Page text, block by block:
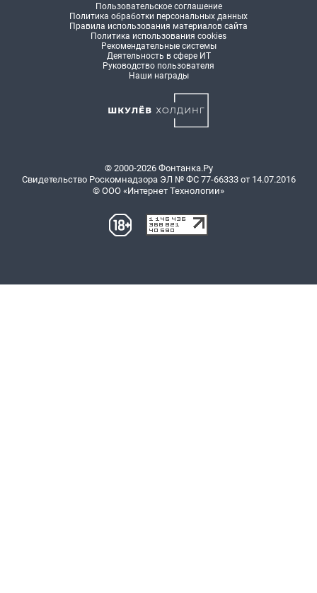
Пользовательское соглашение
Политика обработки персональных данных
Правила использования материалов сайта
Политика использования cookies
Рекомендательные системы
Деятельность в сфере ИТ
Руководство пользователя
Наши награды
© 2000-2026 Фонтанка.Ру
Свидетельство Роскомнадзора ЭЛ № ФС 77-66333 от 14.07.2016
© ООО «Интернет Технологии»